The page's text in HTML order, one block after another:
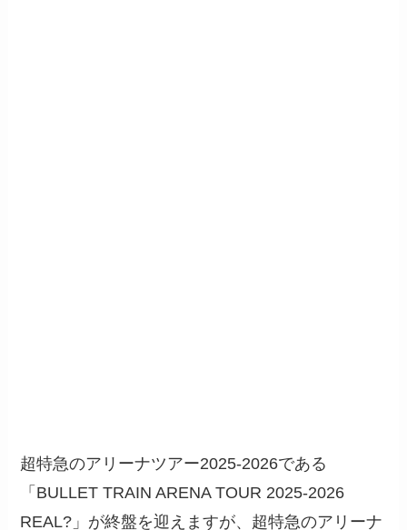
超特急のアリーナツアー2025-2026である
「BULLET TRAIN ARENA TOUR 2025-2026
REAL?」が終盤を迎えますが、超特急のアリーナ